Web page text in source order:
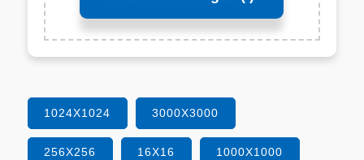
1024X1024 3000X3000
256X256 16X16 1000X1000